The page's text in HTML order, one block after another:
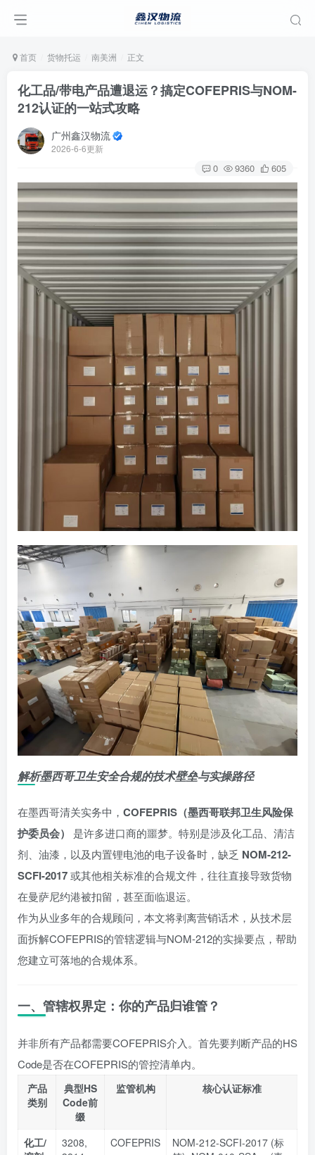
首页 货物托运 南美洲 正文
化工品/带电产品遭退运？搞定COFEPRIS与NOM-
212认证的一站式攻略
广州鑫汉物流
2026-6-6更新
0 9360 605
解析墨西哥卫生安全合规的技术壁垒与实操路径
在墨西哥清关实务中， COFEPRIS（墨西哥联邦卫生风险保
护委员会）
是许多进口商的噩梦。特别是涉及化工品、清洁
剂、油漆，以及内置锂电池的电子设备时，缺乏 NOM-212-
SCFI-2017或其他相关标准的合规文件，往往直接导致货物
在曼萨尼约港被扣留，甚至面临退运。
作为从业多年的合规顾问，本文将剥离营销话术，从技术层
面拆解COFEPRIS的管辖逻辑与NOM-212的实操要点，帮助
您建立可落地的合规体系。
一、管辖权界定：你的产品归谁管？
并非所有产品都需要COFEPRIS介入。首先要判断产品的HS
Code是否在COFEPRIS的管控清单内。
产品
类别
典型HS
Code前
缀
监管机构 核心认证标准
化工/
3208,
COFEPRIS
NOM-212-SCFI-2017 (标